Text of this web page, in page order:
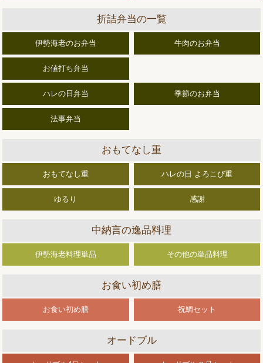
折詰弁当の一覧
伊勢海老のお弁当 牛肉のお弁当
お値打ち弁当
ハレの日弁当 季節のお弁当
法事弁当
おもてなし重
おもてなし重 ハレの日 よろこび重
ゆるり 感謝
中納言の逸品料理
伊勢海老料理単品 その他の単品料理
お食い初め膳
お食い初め膳 祝鯛セット
オードブル